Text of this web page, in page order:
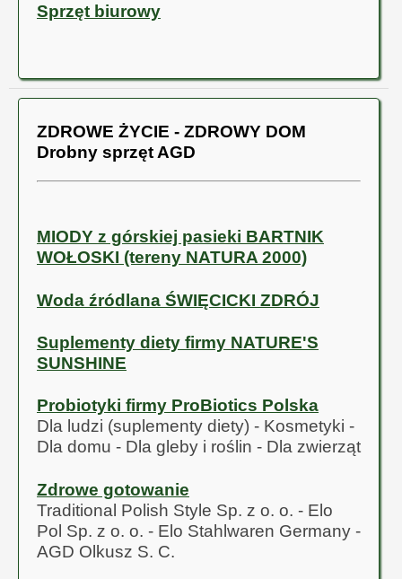
Sprzęt biurowy
ZDROWE ŻYCIE - ZDROWY DOM
Drobny sprzęt AGD
MIODY z górskiej pasieki BARTNIK
WOŁOSKI (tereny NATURA 2000)
Woda źródlana ŚWIĘCICKI ZDRÓJ
Suplementy diety firmy NATURE'S
SUNSHINE
Probiotyki firmy ProBiotics Polska
Dla ludzi (suplementy diety) - Kosmetyki -
Dla domu - Dla gleby i roślin - Dla zwierząt
Zdrowe gotowanie
Traditional Polish Style Sp. z o. o. - Elo
Pol Sp. z o. o. - Elo Stahlwaren Germany -
AGD Olkusz S. C.